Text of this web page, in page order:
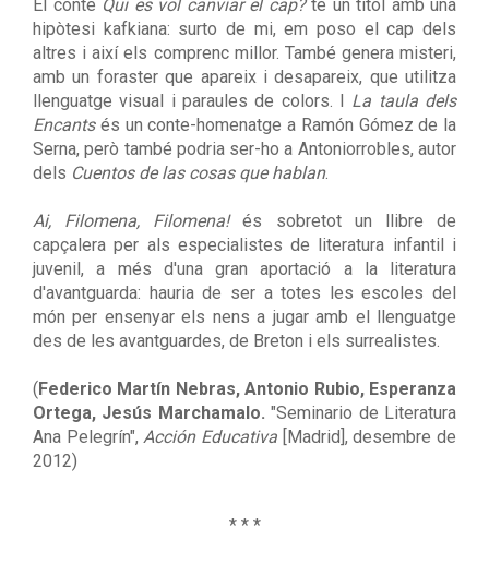
El conte Qui es vol canviar el cap?té un títol amb una
hipòtesi kafkiana: surto de mi, em poso el cap dels
altres i així els comprenc millor. També genera misteri,
amb un foraster que apareix i desapareix, que utilitza
llenguatge visual i paraules de colors. I La taula dels
Encantsés un conte-homenatge a Ramón Gómez de la
Serna, però també podria ser-ho a Antoniorrobles, autor
dels Cuentos de las cosas que hablan.
Ai, Filomena, Filomena!és sobretot un llibre de
capçalera per als especialistes de literatura infantil i
juvenil, a més d'una gran aportació a la literatura
d'avantguarda: hauria de ser a totes les escoles del
món per ensenyar els nens a jugar amb el llenguatge
des de les avantguardes, de Breton i els surrealistes.
(Federico Martín Nebras, Antonio Rubio, Esperanza
Ortega, Jesús Marchamalo. "Seminario de Literatura
Ana Pelegrín",Acción Educativa [Madrid], desembre de
2012)
* * *